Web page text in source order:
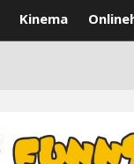
Kinema